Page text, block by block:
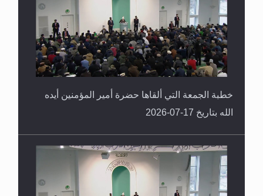
خطبة الجمعة التي ألقاها حضرة أمير المؤمنين أيده
الله بتاريخ 17-07-2026